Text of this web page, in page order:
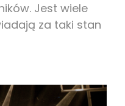
Jest wiele
za taki stan